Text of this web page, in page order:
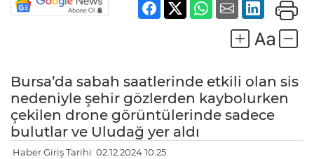
Bursa’da sabah saatlerinde etkili olan sis
nedeniyle şehir gözlerden kaybolurken
çekilen drone görüntülerinde sadece
bulutlar ve Uludağ yer aldı
Haber Giriş Tarihi: 02.12.2024 10:25